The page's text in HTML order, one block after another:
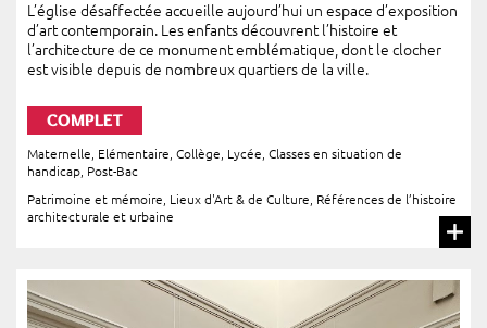
L’église désaffectée accueille aujourd’hui un espace d’exposition
d’art contemporain. Les enfants découvrent l’histoire et
l’architecture de ce monument emblématique, dont le clocher
est visible depuis de nombreux quartiers de la ville.
COMPLET
Maternelle Elémentaire Collège Lycée Classes en situation de
handicap Post-Bac
Patrimoine et mémoire
Lieux d'Art & de Culture
Références de l’histoire
architecturale et urbaine